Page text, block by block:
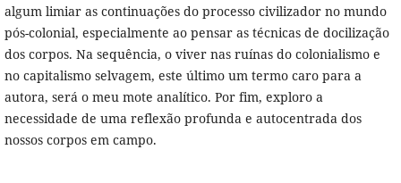
algum limiar as continuações do processo civilizador no mundo
pós-colonial, especialmente ao pensar as técnicas de docilização
dos corpos. Na sequência, o viver nas ruínas do colonialismo e
no capitalismo selvagem, este último um termo caro para a
autora, será o meu mote analítico. Por fim, exploro a
necessidade de uma reflexão profunda e autocentrada dos
nossos corpos em campo.